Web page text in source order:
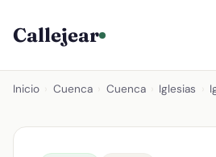
Callejear
Inicio Cuenca Cuenca Iglesias